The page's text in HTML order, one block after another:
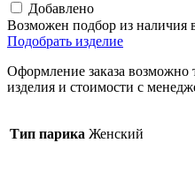
Добавлено
Возможен подбор из наличия
Подобрать изделие
Оформление заказа возможно
изделия и стоимости с
Тип парика Женский